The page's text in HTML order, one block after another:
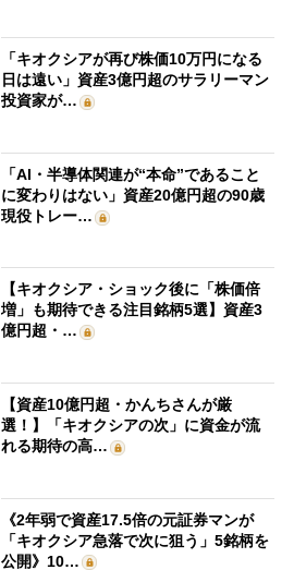
「キオクシアが再び株価10万円になる
日は遠い」資産3億円超のサラリーマン
投資家が…
「AI・半導体関連が“本命”であること
に変わりはない」資産20億円超の90歳
現役トレー…
【キオクシア・ショック後に「株価倍
増」も期待できる注目銘柄5選】資産3
億円超・…
【資産10億円超・かんちさんが厳
選！】「キオクシアの次」に資金が流
れる期待の高…
《2年弱で資産17.5倍の元証券マンが
「キオクシア急落で次に狙う」5銘柄を
公開》10…